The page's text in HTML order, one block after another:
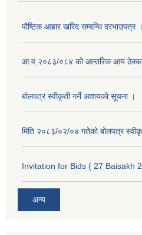
पौष्टिक आहार खरिद सम्बन्धि दरभाउपत्र ।
आ.व.२०८३/०८४ को आन्तरिक आय ठेक्का
बोलपत्र स्वीकृती गर्ने आशयको सूचना ।
मिति २०८३/०२/०४ गतेको बोलपत्र
Invitation for Bids ( 27 Baisakh
अन्य